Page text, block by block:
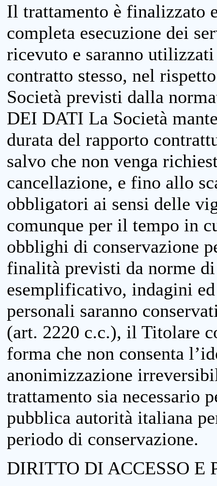
Il trattamento è finalizzato
completa esecuzione dei
ricevuto e saranno
contratto stesso, nel
Società previsti dalla
DEI DATI La Società
durata del rapporto
salvo che non venga
cancellazione, e fino allo
obbligatori ai sensi delle
comunque per il tempo in
obblighi di conservazione
finalità previsti da norme
esemplificativo, indagini
personali saranno
(art. 2220 c.c.), il Titolare
forma che non consenta
anonimizzazione
trattamento sia necessario
pubblica autorità italiana
periodo di conservazione.
DIRITTO DI ACCESSO